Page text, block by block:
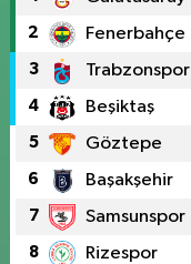
2 Fenerbahçe
3 Trabzonspor
4 Beşiktaş
5 Göztepe
6 Başakşehir
7 Samsunspor
8 Rizespor